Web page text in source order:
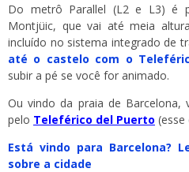
Do metrô Parallel (L2 e L3) é
Montjüic, que vai até meia
incluído no sistema integrado de
até o castelo com o
subir a pé se você for animado.
Ou vindo da praia de Barcelona,
pelo Teleférico del Puerto (esse
Está vindo para Barcelona?
sobre a cidade